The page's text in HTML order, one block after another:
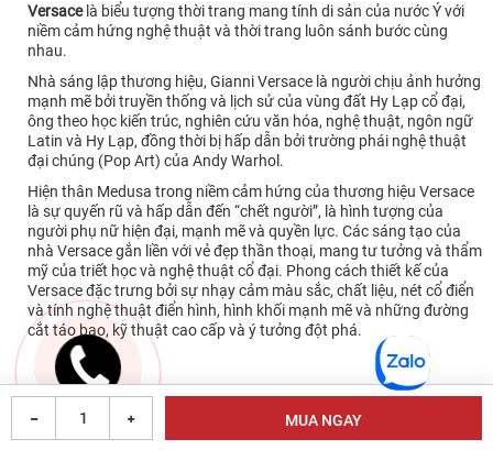
Versacelà biểu tượng thời trang mang tính di sản của nước Ý với
niềm cảm hứng nghệ thuật và thời trang luôn sánh bước cùng
nhau.
Nhà sáng lập thương hiệu, Gianni Versace là người chịu ảnh hưởng
mạnh mẽ bởi truyền thống và lịch sử của vùng đất Hy Lạp cổ đại,
ông theo học kiến trúc, nghiên cứu văn hóa, nghệ thuật, ngôn ngữ
Latin và Hy Lạp, đồng thời bị hấp dẫn bởi trường phái nghệ thuật
đại chúng (Pop Art) của Andy Warhol.
Hiện thân Medusa trong niềm cảm hứng của thương hiệu Versace
là sự quyến rũ và hấp dẫn đến “chết người”, là hình tượng của
người phụ nữ hiện đại, mạnh mẽ và quyền lực. Các sáng tạo của
nhà Versace gắn liền với vẻ đẹp thần thoại, mang tư tưởng và thẩm
mỹ của triết học và nghệ thuật cổ đại. Phong cách thiết kế của
Versace đặc trưng bởi sự nhạy cảm màu sắc, chất liệu, nét cổ điển
và tính nghệ thuật điển hình, hình khối mạnh mẽ và những đường
cắt táo bạo, kỹ thuật cao cấp và ý tưởng đột phá.